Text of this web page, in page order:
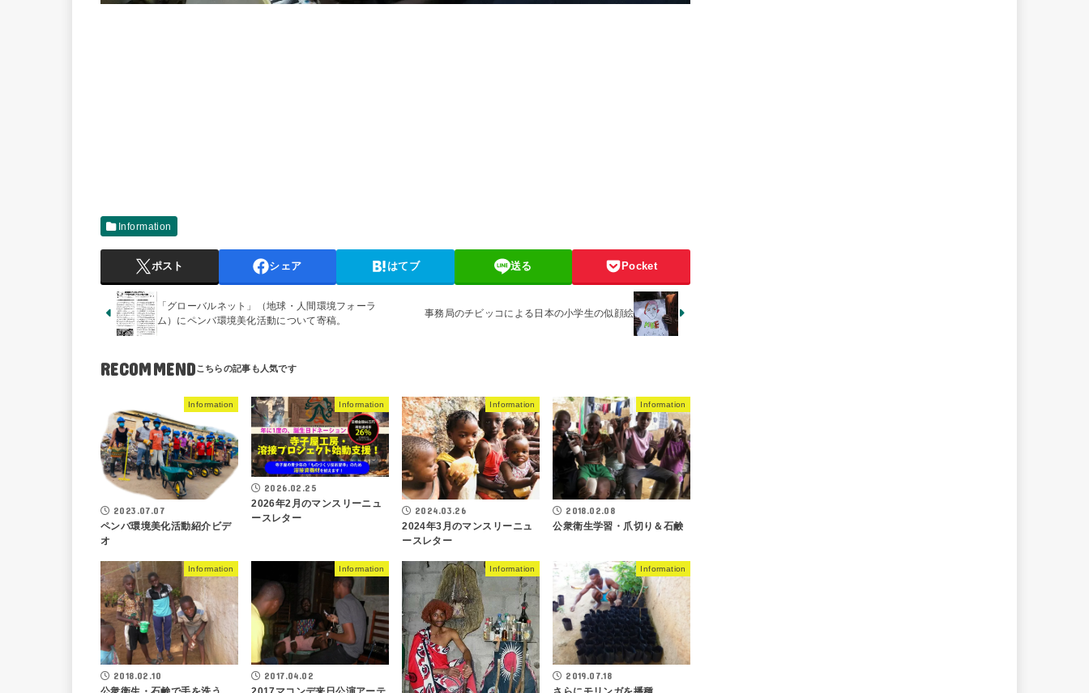
Information
ポスト シェア はてブ 送る Pocket
「グローバルネット」（地球・人間環境フォーラ
ム）にペンバ環境美化活動について寄稿。
事務局のチビッコによる日本の小学生の似顔絵
RECOMMEND
Information
2023.07.07
ペンバ環境美化活動紹介ビデ
オ
Information
2026.02.25
2026年2月のマンスリーニュ
ースレター
Information
2024.03.26
2024年3月のマンスリーニュ
ースレター
Information
2018.02.08
公衆衛生学習・爪切り＆石鹸
Information
2018.02.10
Information
2017.04.02
Information Information
2019.07.18